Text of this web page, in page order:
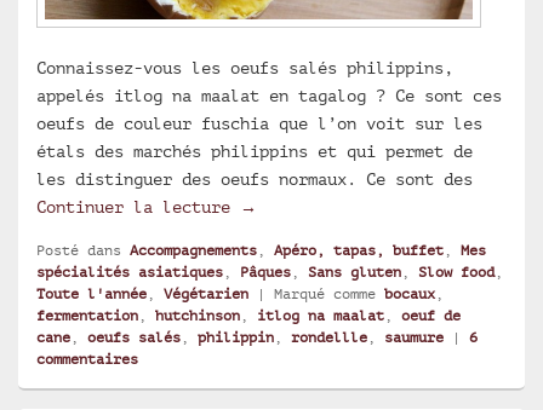
Connaissez-vous les oeufs salés philippins,
appelés itlog na maalat en tagalog ? Ce sont ces
oeufs de couleur fuschia que l’on voit sur les
étals des marchés philippins et qui permet de
les distinguer des oeufs normaux. Ce sont des
Continuer la lecture
Oeufs salés philippins (itlog
→
Posté dans Accompagnements Apéro, tapas, buffet
Mes
spécialités asiatiques
Pâques Sans gluten Slow food,
Toute l'année
Végétarien | Marqué comme bocaux
fermentation
hutchinson itlog na maalat
oeuf de
cane
oeufs salés philippin rondellle saumure | 6
commentaires